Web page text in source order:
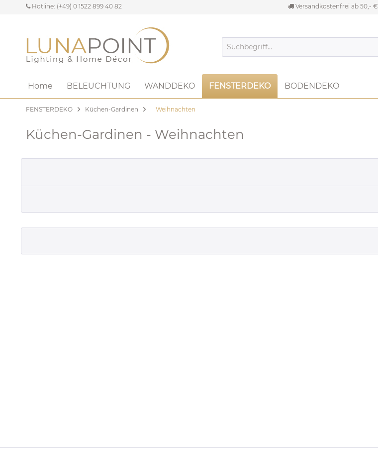
Hotline: (+49) 0 1522 899 40 82 Versandkostenfrei ab 50,- €
Home BELEUCHTUNG WANDDEKO FENSTERDEKO BODENDEKO
FENSTERDEKO Küchen-Gardinen Weihnachten
Küchen-Gardinen - Weihnachten